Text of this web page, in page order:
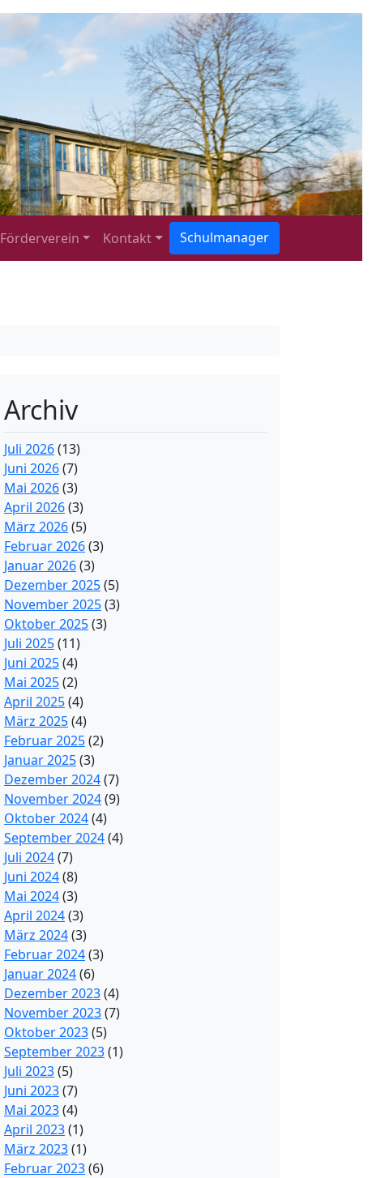
Förderverein Kontakt Schulmanager
Archiv
Juli 2026(13)
Juni 2026(7)
Mai 2026(3)
April 2026(3)
März 2026(5)
Februar 2026(3)
Januar 2026(3)
Dezember 2025(5)
November 2025(3)
Oktober 2025(3)
Juli 2025(11)
Juni 2025(4)
Mai 2025(2)
April 2025(4)
März 2025(4)
Februar 2025(2)
Januar 2025(3)
Dezember 2024(7)
November 2024(9)
Oktober 2024(4)
September 2024(4)
Juli 2024(7)
Juni 2024(8)
Mai 2024(3)
April 2024(3)
März 2024(3)
Februar 2024(3)
Januar 2024(6)
Dezember 2023(4)
November 2023(7)
Oktober 2023(5)
September 2023(1)
Juli 2023(5)
Juni 2023(7)
Mai 2023(4)
April 2023(1)
März 2023(1)
Februar 2023(6)